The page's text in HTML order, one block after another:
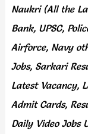
Naukri (All the
Bank, UPSC,
Airforce, Navy
Jobs, Sarkari
Latest Vacancy,
Admit Cards,
Daily Video Jobs